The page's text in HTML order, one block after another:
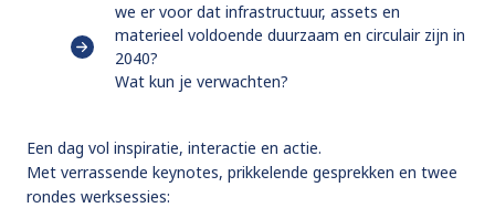
we er voor dat infrastructuur, assets en
materieel voldoende duurzaam en circulair zijn in
2040?
Wat kun je verwachten?
Een dag vol inspiratie, interactie en actie.
Met verrassende keynotes, prikkelende gesprekken en twee
rondes werksessies: